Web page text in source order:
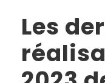
Les